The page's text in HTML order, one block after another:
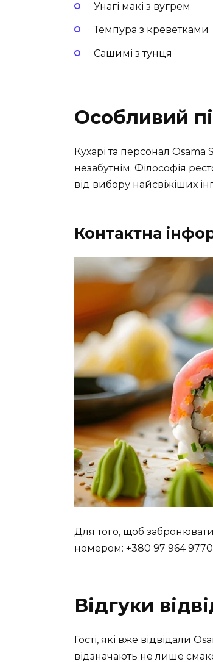
Унагі макі з вугрем
Темпура з креветками
Сашимі з тунця
Особливий
Кухарі та персонал
незабутнім. Філософія
від вибору найсвіжіших
Контактна
Для того, щоб забронювати
номером: +380 97 964
Відгуки
Гості, які вже відвідали
відзначають не лише